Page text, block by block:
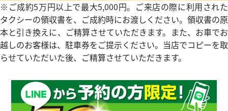
イトジャスト 126331G 10P
インデックス
ロレックス デイトジャスト
チョコレート文字盤
※ご成約5万円以上で最大5,000円。ご来店の際に利用された
タクシーの領収書を、ご成約時にお渡しください。領収書の原
本と引き換えに、ご精算させていただきます。また、お車でお
越しのお客様は、駐車券をご提示ください。当店でコピーを取
らせていただいた後、ご精算させていただきます。